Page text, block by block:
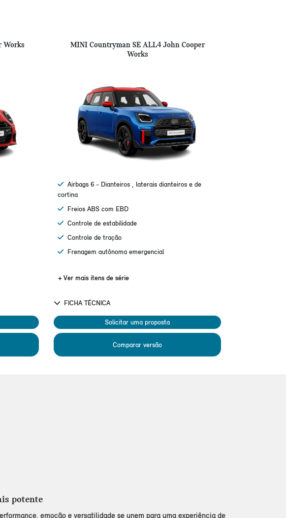
Works
MINI Countryman SE ALL4 John Cooper
Works
Airbags 6 - Dianteiros , laterais dianteiros e de
cortina
Freios ABS com EBD
Controle de estabilidade
Controle de tração
Frenagem autônoma emergencial
+ Ver mais itens de série
FICHA TÉCNICA
Solicitar uma proposta
Comparar versão
potente
emoção e versatilidade se unem para uma experiência de